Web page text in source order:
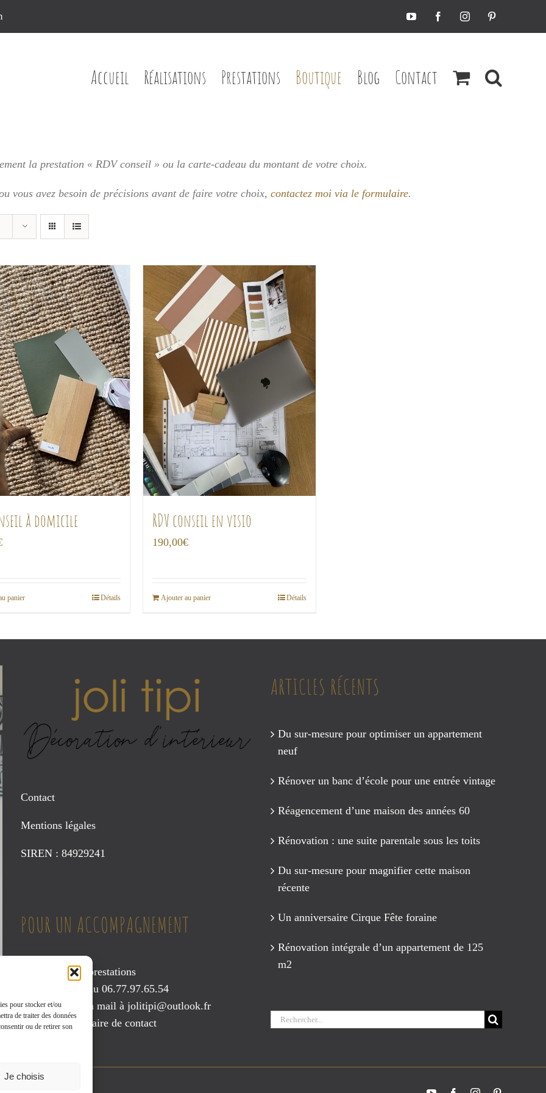
pour stocker et/ou
de traiter des données
ou de retirer son
Je choisis
YouTubeFacebookInstagramPinterest
Accueil Réalisations Prestations Boutique Blog Contact
la prestation « RDV conseil » ou la carte-cadeau du montant de votre choix.
vousavez besoin de précisions avant de faire votre choix, contactez moi via le formulaire.
à domicile
panier Détails
RDV conseil en visio
190,00€
Ajouter au panier Détails
Contact
Mentions légales
SIREN : 84929241
POUR UN ACCOMPAGNEMENT
Consultez mes prestations
Contactez-moi au 06.77.97.65.54
Envoyez-moi un mail à jolitipi@outlook.fr
ou via leformulaire de contact
ARTICLES RÉCENTS
Du sur-mesure pour optimiser un appartement
neuf
Rénover un banc d’école pour une entrée vintage
Réagencement d’une maison des années 60
Rénovation : une suite parentale sous les toits
Du sur-mesure pour magnifier cette maison
récente
Un anniversaire Cirque Fête foraine
Rénovation intégrale d’un appartement de 125
m2
Rechercher: